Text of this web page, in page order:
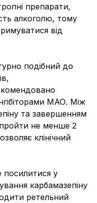
препарати,
алкоголю, тому
від
подібний до
МАО. Між
та завершенням
пройти не менше 2
клінічний
у
карбамазепіну
ретельний